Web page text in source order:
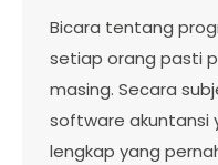
Bicara tentang
setiap orang pasti
masing. Secara
software akuntansi
lengkap yang